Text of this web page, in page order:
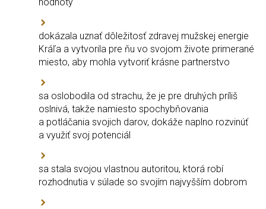
dokázala uznať dôležitosť zdravej mužskej energie
Kráľa a vytvorila pre ňu vo svojom živote primerané
miesto, aby mohla vytvoriť krásne partnerstvo
sa oslobodila od strachu, že je pre druhých príliš
oslnivá, takže namiesto spochybňovania
a potláčania svojich darov, dokáže naplno rozvinúť
a využiť svoj potenciál
sa stala svojou vlastnou autoritou, ktorá robí
rozhodnutia v súlade so svojím najvyšším dobrom